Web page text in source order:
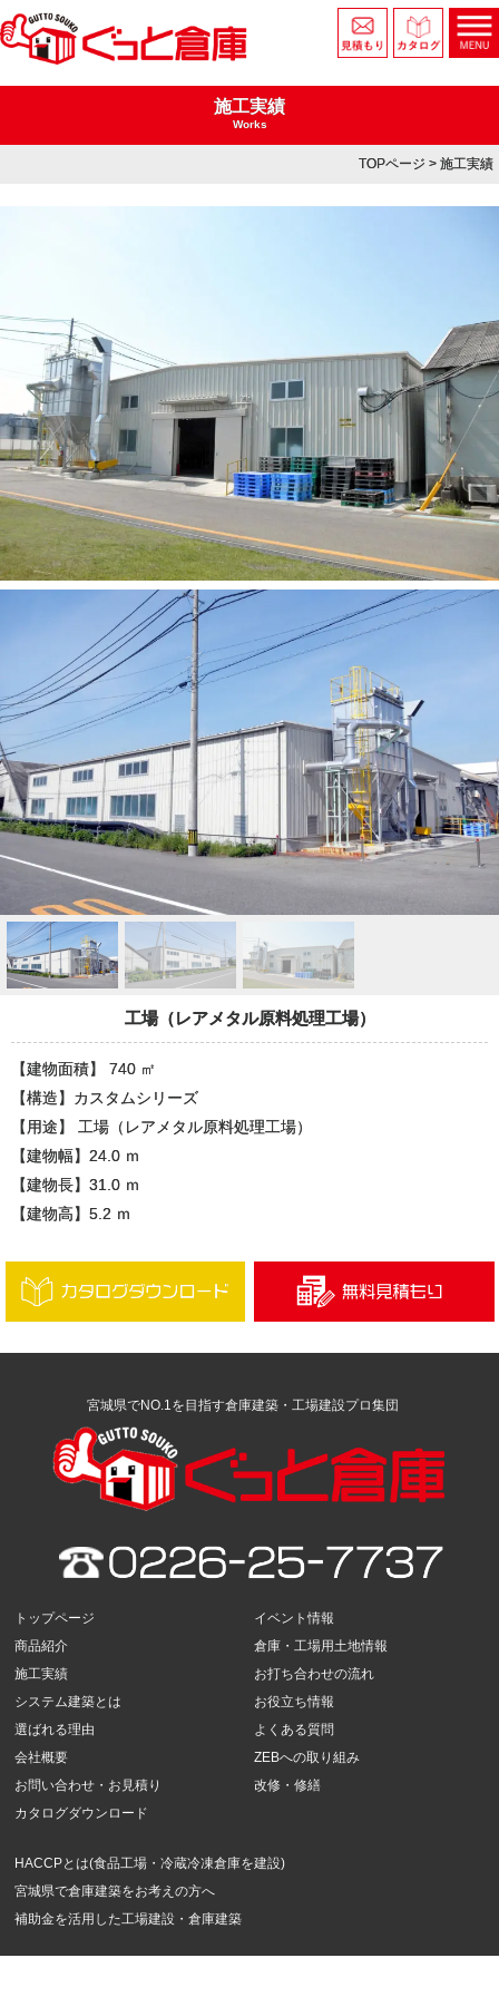
施工実績
Works
TOPページ > 施工実績
工場（レアメタル原料処理工場）
【建物面積】 740 ㎡
【構造】カスタムシリーズ
【用途】 工場（レアメタル原料処理工場）
【建物幅】24.0 ｍ
【建物長】31.0 ｍ
【建物高】5.2 ｍ
宮城県でNO.1を目指す倉庫建築・工場建設プロ集団
トップページ
商品紹介
施工実績
システム建築とは
選ばれる理由
会社概要
お問い合わせ・お見積り
カタログダウンロード
イベント情報
倉庫・工場用土地情報
お打ち合わせの流れ
お役立ち情報
よくある質問
ZEBへの取り組み
改修・修繕
HACCPとは(食品工場・冷蔵冷凍倉庫を建設)
宮城県で倉庫建築をお考えの方へ
補助金を活用した工場建設・倉庫建築